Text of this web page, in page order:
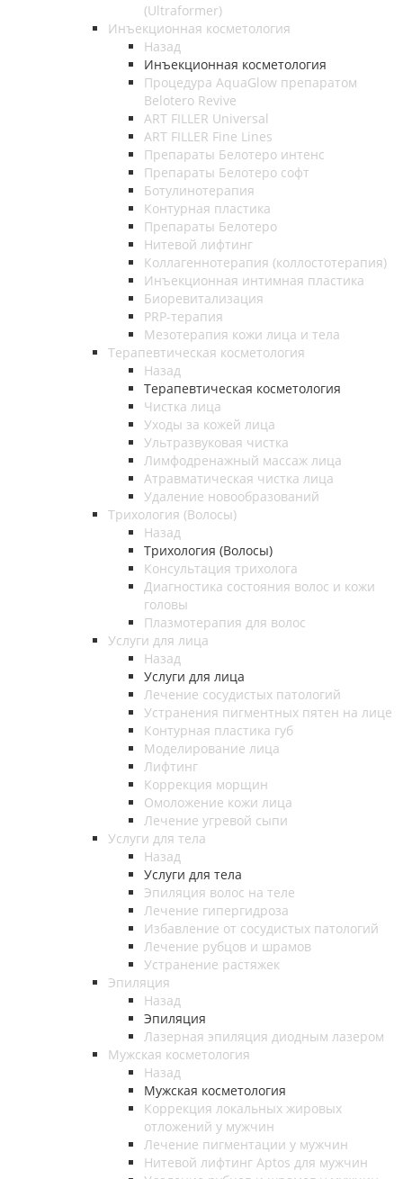
(Ultraformer)
Инъекционная косметология
Назад
Инъекционная косметология
Процедура AquaGlow препаратом
Belotero Revive
ART FILLER Universal
ART FILLER Fine Lines
Препараты Белотеро интенс
Препараты Белотеро софт
Ботулинотерапия
Контурная пластика
Препараты Белотеро
Нитевой лифтинг
Коллагеннотерапия (коллостотерапия)
Инъекционная интимная пластика
Биоревитализация
PRP-терапия
Мезотерапия кожи лица и тела
Терапевтическая косметология
Назад
Терапевтическая косметология
Чистка лица
Уходы за кожей лица
Ультразвуковая чистка
Лимфодренажный массаж лица
Атравматическая чистка лица
Удаление новообразований
Трихология (Волосы)
Назад
Трихология (Волосы)
Консультация трихолога
Диагностика состояния волос и кожи
головы
Плазмотерапия для волос
Услуги для лица
Назад
Услуги для лица
Лечение сосудистых патологий
Устранения пигментных пятен на лице
Контурная пластика губ
Моделирование лица
Лифтинг
Коррекция морщин
Омоложение кожи лица
Лечение угревой сыпи
Услуги для тела
Назад
Услуги для тела
Эпиляция волос на теле
Лечение гипергидроза
Избавление от сосудистых патологий
Лечение рубцов и шрамов
Устранение растяжек
Эпиляция
Назад
Эпиляция
Лазерная эпиляция диодным лазером
Мужская косметология
Назад
Мужская косметология
Коррекция локальных жировых
отложений у мужчин
Лечение пигментации у мужчин
Нитевой лифтинг Aptos для мужчин